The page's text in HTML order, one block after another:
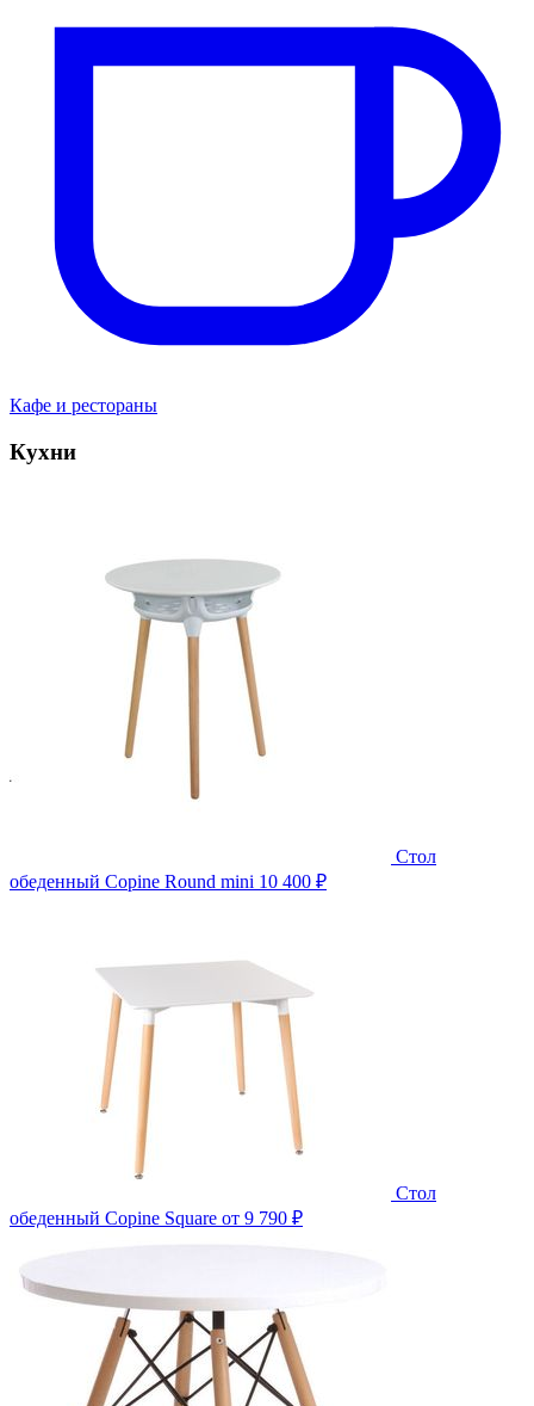
Кафе и рестораны
Кухни
Стол
обеденный Copine Round mini 10 400 ₽
Стол
обеденный Copine Square от 9 790 ₽